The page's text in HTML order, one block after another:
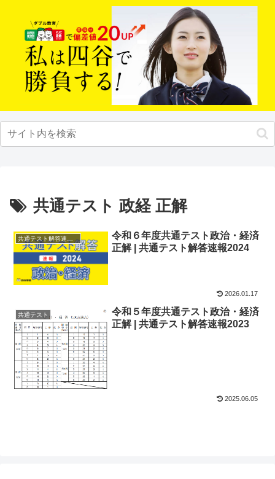
共通テスト 政経 正解
共通テスト解答速報2024
令和６年度共通テスト政治・経済
正解 | 共通テスト解答速報2024
2026.01.17
共通テスト
令和５年度共通テスト政治・経済
正解 | 共通テスト解答速報2023
2025.06.05